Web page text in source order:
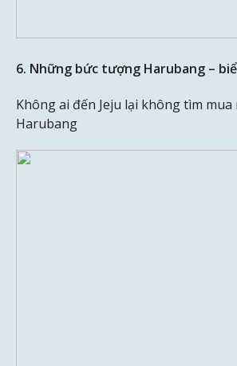
6. Những bức tượng Harubang –
Không ai đến Jeju lại không tìm
Harubang